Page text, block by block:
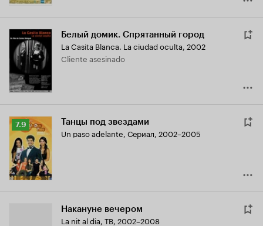
Белый домик. Спрятанный город
La Casita Blanca. La ciudad oculta, 2002
Cliente asesinado
Рейтинг
Кинопоиска
7.9
7.9 Танцы под звездами
Un paso adelante, Сериал, 2002–2005
Накануне вечером
La nit al dia, ТВ, 2002–2008